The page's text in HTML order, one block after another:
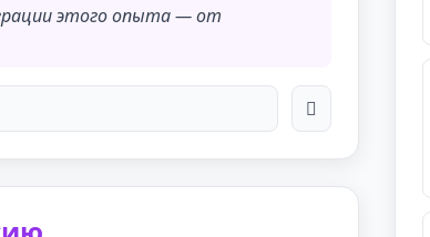
этого опыта — от